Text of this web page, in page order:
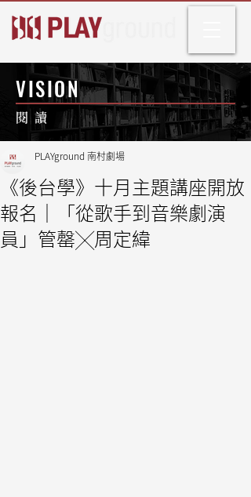
VISION
閱 讀
《後台學》十月主題講座開放
報名｜「從歌手到音樂劇演
員」管罄╳周定緯
PLAYground 南村劇場